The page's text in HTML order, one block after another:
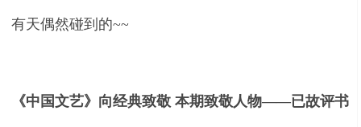
有天偶然碰到的~~
《中国文艺》向经典致敬 本期致敬人物——已故评书